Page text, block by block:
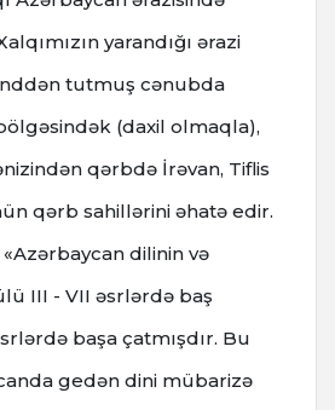
yarandığı ərazi
tutmuş cənubda
(daxil olmaqla),
qərbdə İrəvan, Tiflis
qərb sahillərini əhatə edir.
dilinin və
III - VII əsrlərdə baş
başa çatmışdır. Bu
gedən dini mübarizə